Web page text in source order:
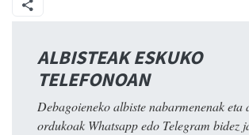
ALBISTEAK ESKUKO
TELEFONOAN
Debagoieneko albiste nabarmenenak eta
ordukoak Whatsapp edo Telegram bidez